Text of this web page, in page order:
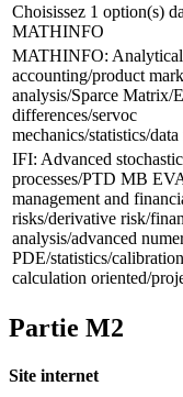
Choisissez 1 option(s)
MATHINFO
MATHINFO: Analytical
accounting/product
analysis/Sparce Matrix/
differences/servoc
mechanics/statistics/
IFI: Advanced
processes/PTD MB
management and
risks/derivative risk/
analysis/advanced
PDE/statistics/
calculation oriented/
Partie M2
Site internet